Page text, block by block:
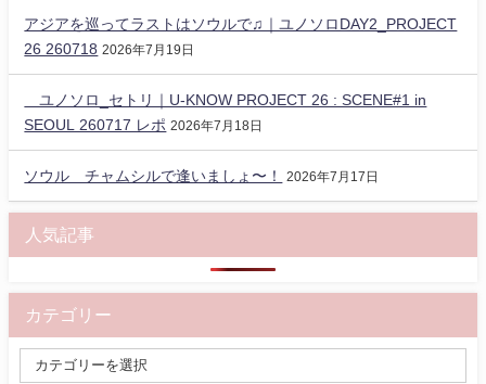
アジアを巡ってラストはソウルで♫｜ユノソロDAY2_PROJECT
26 260718 2026年7月19日
ユノソロ_セトリ｜U-KNOW PROJECT 26 : SCENE#1 in
SEOUL 260717 レポ 2026年7月18日
ソウル チャムシルで逢いましょ〜！ 2026年7月17日
人気記事
カテゴリー